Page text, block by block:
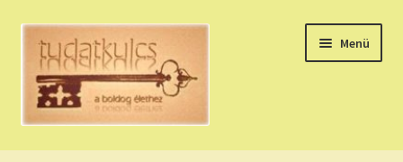
Ugrás
navigációhoz
Kilépés
tartalomba
Menü
HÚZZ EGY KÁRTYÁT!